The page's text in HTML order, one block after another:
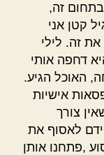
בתחום זה,
קטן אני
זה. לילי
דחפה אותי
האוכל הגיע.
אישיות
צורך
לאסוף את
,פתחנו אותן